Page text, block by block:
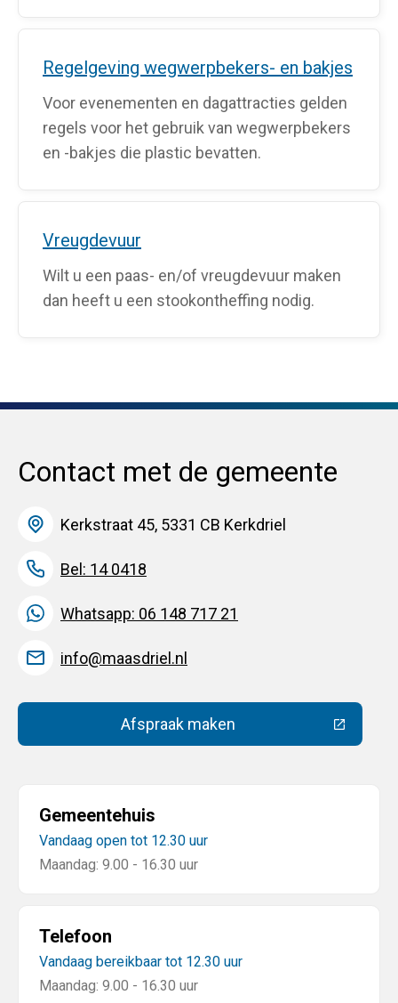
Regelgeving wegwerpbekers- en bakjes
Voor evenementen en dagattracties gelden
regels voor het gebruik van wegwerpbekers
en -bakjes die plastic bevatten.
Vreugdevuur
Wilt u een paas- en/of vreugdevuur maken
dan heeft u een stookontheffing nodig.
Contact met de gemeente
Kerkstraat 45, 5331 CB Kerkdriel
Bel: 14 0418
Whatsapp: 06 148 717 21
info@maasdriel.nl
Afspraak maken(Deze link gaat naar een
Gemeentehuis
Vandaag open tot 12.30 uur
Maandag: 9.00 - 16.30 uur
Telefoon
Vandaag bereikbaar tot 12.30 uur
Maandag: 9.00 - 16.30 uur